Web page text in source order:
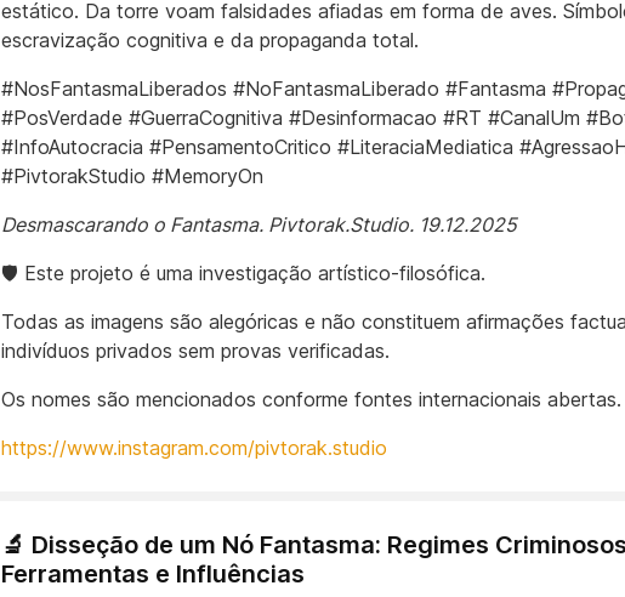
estático. Da torre voam falsidades afiadas em forma de aves.
escravização cognitiva e da propaganda total.
#NosFantasmaLiberados #NoFantasmaLiberado #Fantasma
#PosVerdade #GuerraCognitiva #Desinformacao #RT #CanalUm
#InfoAutocracia #PensamentoCritico #LiteraciaMediatica
#PivtorakStudio #MemoryOn
Desmascarando o Fantasma. Pivtorak.Studio. 19.12.2025
🛡️ Este projeto é uma investigação artístico-filosófica.
Todas as imagens são alegóricas e não constituem afirmações
indivíduos privados sem provas verificadas.
Os nomes são mencionados conforme fontes internacionais abertas.
https://www.instagram.com/pivtorak.studio
🔬 Disseção de um Nó Fantasma: Regimes
Ferramentas e Influências